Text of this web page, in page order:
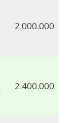
2.000.000
2.400.000